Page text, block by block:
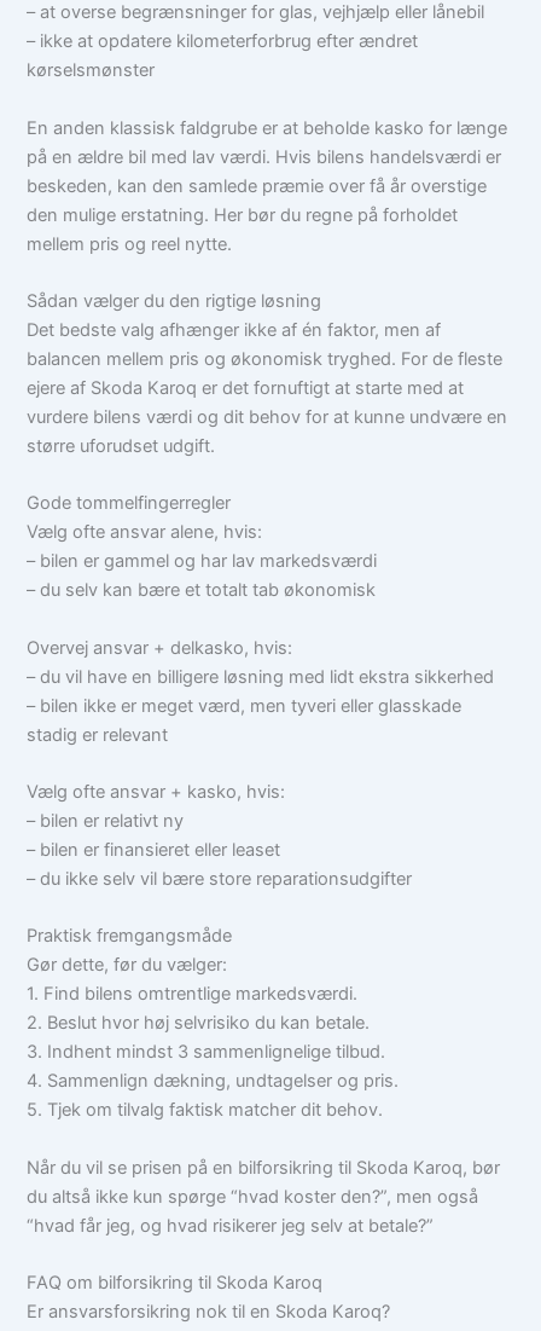
– at overse begrænsninger for glas, vejhjælp eller lånebil
– ikke at opdatere kilometerforbrug efter ændret
kørselsmønster
En anden klassisk faldgrube er at beholde kasko for længe
på en ældre bil med lav værdi. Hvis bilens handelsværdi er
beskeden, kan den samlede præmie over få år overstige
den mulige erstatning. Her bør du regne på forholdet
mellem pris og reel nytte.
Sådan vælger du den rigtige løsning
Det bedste valg afhænger ikke af én faktor, men af
balancen mellem pris og økonomisk tryghed. For de fleste
ejere af Skoda Karoq er det fornuftigt at starte med at
vurdere bilens værdi og dit behov for at kunne undvære en
større uforudset udgift.
Gode tommelfingerregler
Vælg ofte ansvar alene, hvis:
– bilen er gammel og har lav markedsværdi
– du selv kan bære et totalt tab økonomisk
Overvej ansvar + delkasko, hvis:
– du vil have en billigere løsning med lidt ekstra sikkerhed
– bilen ikke er meget værd, men tyveri eller glasskade
stadig er relevant
Vælg ofte ansvar + kasko, hvis:
– bilen er relativt ny
– bilen er finansieret eller leaset
– du ikke selv vil bære store reparationsudgifter
Praktisk fremgangsmåde
Gør dette, før du vælger:
1. Find bilens omtrentlige markedsværdi.
2. Beslut hvor høj selvrisiko du kan betale.
3. Indhent mindst 3 sammenlignelige tilbud.
4. Sammenlign dækning, undtagelser og pris.
5. Tjek om tilvalg faktisk matcher dit behov.
Når du vil se prisen på en bilforsikring til Skoda Karoq, bør
du altså ikke kun spørge “hvad koster den?”, men også
“hvad får jeg, og hvad risikerer jeg selv at betale?”
FAQ om bilforsikring til Skoda Karoq
Er ansvarsforsikring nok til en Skoda Karoq?